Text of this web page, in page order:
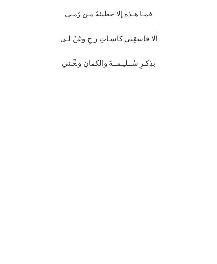
فمـا هـذه إلا خطيئةُ مـن رُمـي
ألا فاسقِني كاسـاتِ راحٍ وغنِّ لـي
بذِكـرِ سُــليـمــةَ والكمانِ ونغِّـني